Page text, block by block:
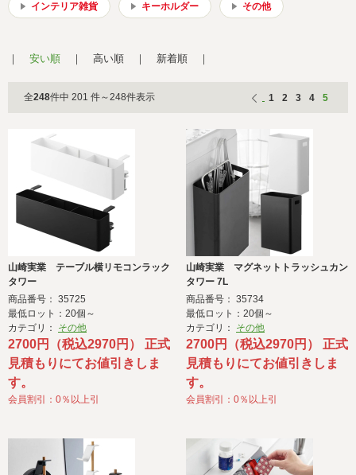
インテリア雑貨 キーホルダー その他
安い順 高い順 新着順
全248件中 201 件～248件表示 1 2 3 4 5
山崎実業 テーブル横リモコンラック
タワー
商品番号： 35725
最低ロット：20個～
カテゴリ： その他
2700円（税込2970円） 正式
見積もりにてお値引きしま
す。
会員割引：0％以上引
山崎実業 マグネットトラッシュカン
タワー 7L
商品番号： 35734
最低ロット：20個～
カテゴリ： その他
2700円（税込2970円） 正式
見積もりにてお値引きしま
す。
会員割引：0％以上引